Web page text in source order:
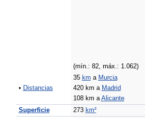
(mín.: 82, máx.: 1.062)
• Distancias
35 km a Murcia
420 km a Madrid
108 km aAlicante
Superficie
273 km²